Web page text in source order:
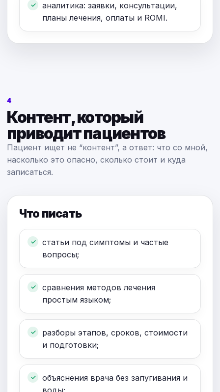
аналитика: заявки, консультации,
планы лечения, оплаты и ROMI.
4
Контент, который
приводит пациентов
Пациент ищет не “контент”, а ответ: что со мной,
насколько это опасно, сколько стоит и куда
записаться.
Что писать
статьи под симптомы и частые
вопросы;
сравнения методов лечения
простым языком;
разборы этапов, сроков, стоимости
и подготовки;
объяснения врача без запугивания и
воды;